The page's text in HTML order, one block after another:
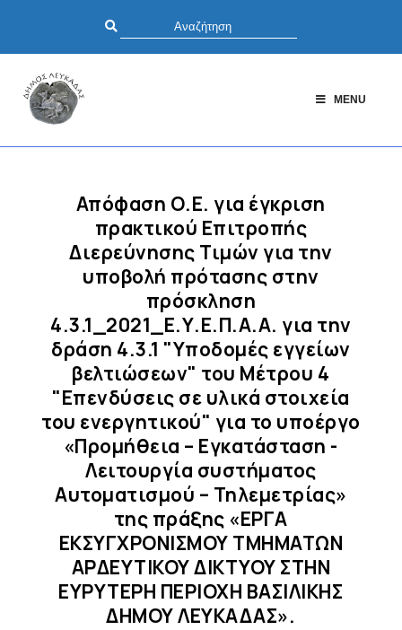
MENU
Απόφαση Ο.Ε. για έγκριση
πρακτικού Επιτροπής
Διερεύνησης Τιμών για την
υποβολή πρότασης στην
πρόσκληση
4.3.1_2021_Ε.Υ.Ε.Π.Α.Α. για την
δράση 4.3.1 "Υποδομές εγγείων
βελτιώσεων" του Μέτρου 4
"Επενδύσεις σε υλικά στοιχεία
του ενεργητικού" για το υποέργο
«Προμήθεια – Εγκατάσταση -
Λειτουργία συστήματος
Αυτοματισμού – Τηλεμετρίας»
της πράξης «ΕΡΓΑ
ΕΚΣΥΓΧΡΟΝΙΣΜΟΥ ΤΜΗΜΑΤΩΝ
ΑΡΔΕΥΤΙΚΟΥ ΔΙΚΤΥΟΥ ΣΤΗΝ
ΕΥΡΥΤΕΡΗ ΠΕΡΙΟΧΗ ΒΑΣΙΛΙΚΗΣ
ΔΗΜΟΥ ΛΕΥΚΑΔΑΣ».